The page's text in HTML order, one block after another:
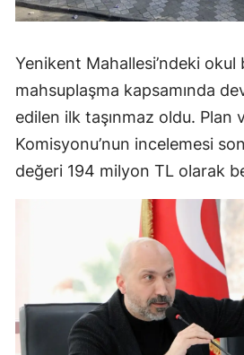
Yenikent Mahallesi’ndeki okul
mahsuplaşma kapsamında
edilen ilk taşınmaz oldu. Plan
Komisyonu’nun incelemesi
değeri 194 milyon TL olarak